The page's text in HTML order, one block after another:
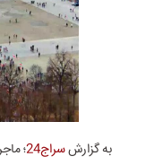
به گزارشسراج24
؛